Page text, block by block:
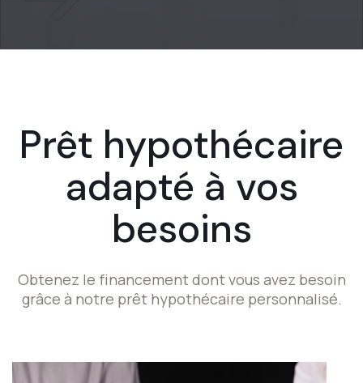
Prêt hypothécaire
adapté à vos
besoins
Obtenez le financement dont vous avez besoin
grâce à notre prêt hypothécaire personnalisé.